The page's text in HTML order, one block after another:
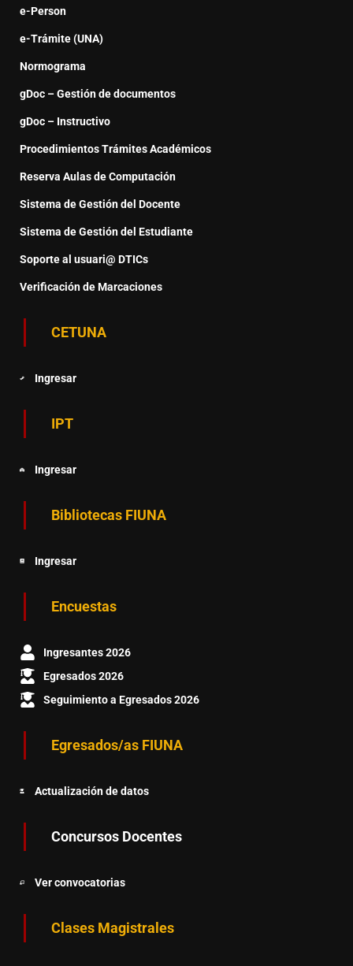
e-Person
e-Trámite (UNA)
Normograma
gDoc – Gestión de documentos
gDoc – Instructivo
Procedimientos Trámites Académicos
Reserva Aulas de Computación
Sistema de Gestión del Docente
Sistema de Gestión del Estudiante
Soporte al usuari@ DTICs
Verificación de Marcaciones
CETUNA
Ingresar
IPT
Ingresar
Bibliotecas FIUNA
Ingresar
Encuestas
Ingresantes 2026
Egresados 2026
Seguimiento a Egresados 2026
Egresados/as FIUNA
Actualización de datos
Concursos Docentes
Ver convocatorias
Clases Magistrales